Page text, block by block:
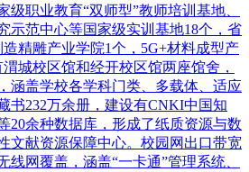
级职业教育“双师型”教师培训基地、
示范中心等国家级实训基地18个，省
精雕产业学院1个，5G+材料成型产
城校区馆和经开校区馆两座馆舍，
涵盖学校各学科门类、多载体、适应
书232万余册，建设有CNKI中国知
20余种数据库，形成了纸质资源与数
文献资源保障中心。校园网出口带宽
线网覆盖，涵盖“一卡通”管理系统、